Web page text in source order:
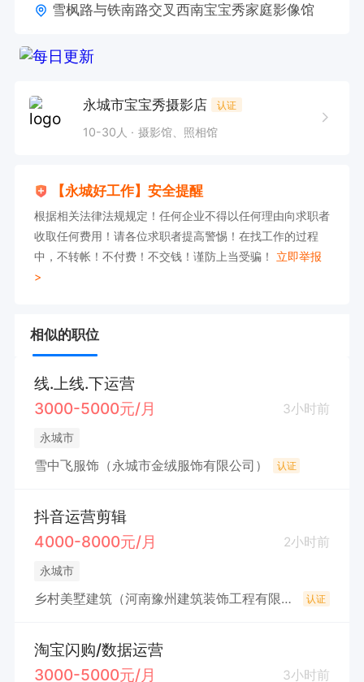
雪枫路与铁南路交叉西南宝宝秀家庭影像馆
永城市宝宝秀摄影店 认证
10-30人 摄影馆、照相馆
【永城好工作】安全提醒
根据相关法律法规规定！任何企业不得以任何理由向求职者
收取任何费用！请各位求职者提高警惕！在找工作的过程
中，不转帐！不付费！不交钱！谨防上当受骗！ 立即举报
>
相似的职位
线.上线.下运营
3000-5000元/月
3小时前
永城市
雪中飞服饰（永城市金绒服饰有限公司） 认证
抖音运营剪辑
4000-8000元/月
2小时前
永城市
乡村美墅建筑（河南豫州建筑装饰工程有限公司） 认证
淘宝闪购/数据运营
3000-5000元/月
3小时前